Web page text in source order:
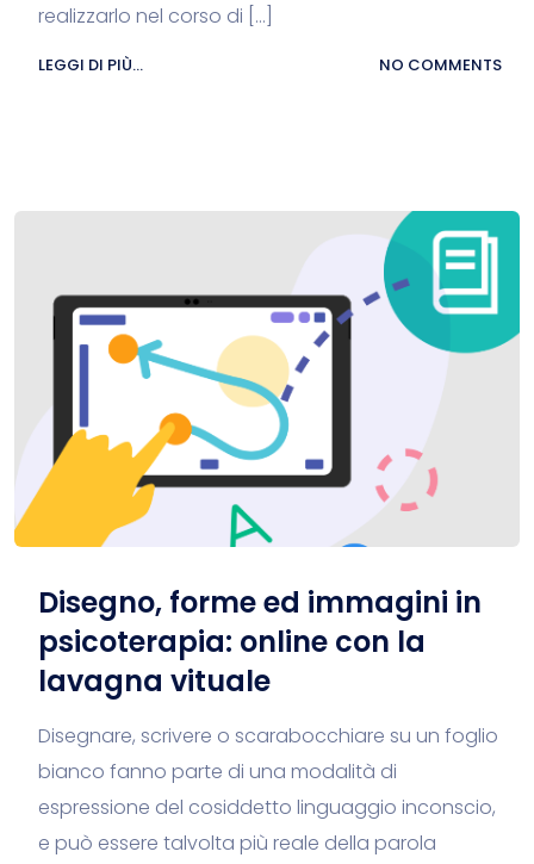
realizzarlo nel corso di […]
LEGGI DI PIÙ... NO COMMENTS
Disegno, forme ed immagini in
psicoterapia: online con la
lavagna vituale
Disegnare, scrivere o scarabocchiare su un foglio
bianco fanno parte di una modalità di
espressione del cosiddetto linguaggio inconscio,
e può essere talvolta più reale della parola